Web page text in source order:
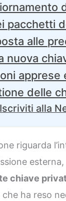
pacchetti
alle
nuova
delle
Iscriviti alla
riguarda
chiave
ha reso